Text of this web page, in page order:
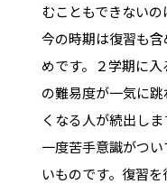
むこともできない
今の時期は復習も
めです。２学期に
の難易度が一気に
くなる人が続出しま
一度苦手意識がつ
いものです。復習